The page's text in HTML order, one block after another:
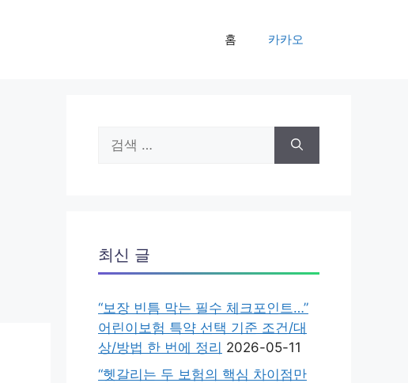
홈 카카오
색:
최신 글
“보장 빈틈 막는 필수 체크포인트…”
어린이보험 특약 선택 기준 조건/대
상/방법 한 번에 정리 2026-05-11
“헷갈리는 두 보험의 핵심 차이점만